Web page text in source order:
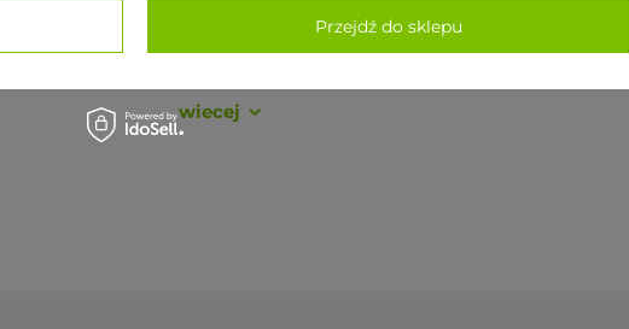
dłoniach i stopach.
skórą.
wiecej
Przejdź do sklepu